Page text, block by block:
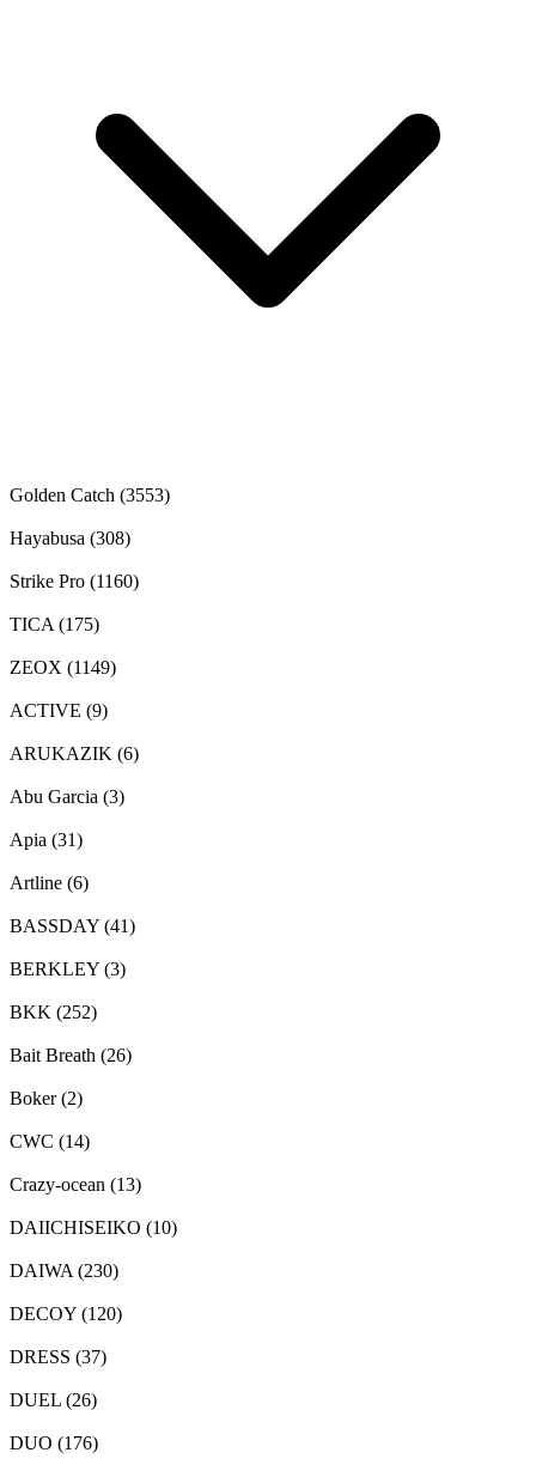
Golden Catch (3553)
Hayabusa (308)
Strike Pro (1160)
TICA (175)
ZEOX (1149)
ACTIVE (9)
ARUKAZIK (6)
Abu Garcia (3)
Apia (31)
Artline (6)
BASSDAY (41)
BERKLEY (3)
BKK (252)
Bait Breath (26)
Boker(2)
CWC (14)
Crazy-ocean (13)
DAIICHISEIKO (10)
DAIWA (230)
DECOY (120)
DRESS (37)
DUEL (26)
DUO (176)